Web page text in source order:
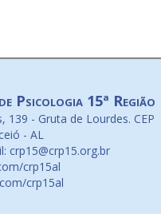
Psicologia 15ª Região
- Gruta de Lourdes. CEP
- AL
crp15@crp15.org.br
crp15al
crp15al